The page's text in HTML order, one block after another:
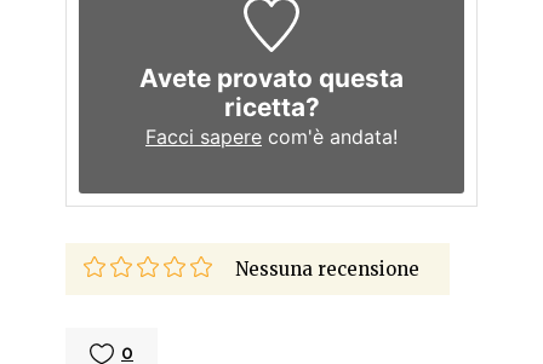
Avete provato questa
ricetta?
Facci sapere com'è andata!
Nessuna recensione
0